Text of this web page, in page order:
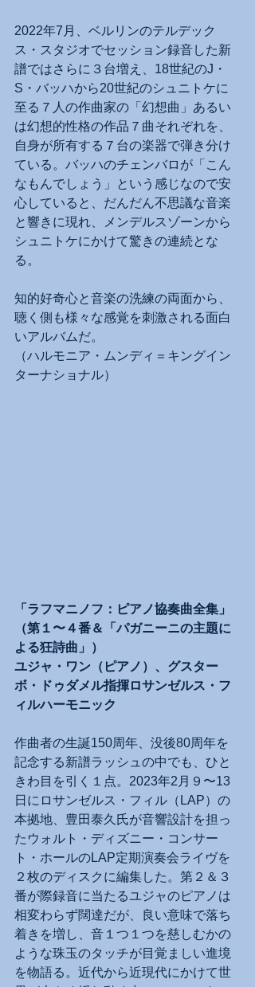
2022年7月、ベルリンのテルデック
ス・スタジオでセッション録音した新
譜ではさらに３台増え、18世紀のJ・
S・バッハから20世紀のシュニトケに
至る７人の作曲家の「幻想曲」あるい
は幻想的性格の作品７曲それぞれを、
自身が所有する７台の楽器で弾き分け
ている。バッハのチェンバロが「こん
なもんでしょう」という感じなので安
心していると、だんだん不思議な音楽
と響きに現れ、メンデルスゾーンから
シュニトケにかけて驚きの連続とな
る。
知的好奇心と音楽の洗練の両面から、
聴く側も様々な感覚を刺激される面白
いアルバムだ。
（ハルモニア・ムンディ＝キングイン
ターナショナル）
「ラフマニノフ：ピアノ協奏曲全集」
（第１〜４番＆「パガニーニの主題に
よる狂詩曲」）
ユジャ・ワン（ピアノ）、グスター
ボ・ドゥダメル指揮ロサンゼルス・フ
ィルハーモニック
作曲者の生誕150周年、没後80周年を
記念する新譜ラッシュの中でも、ひと
きわ目を引く１点。2023年2月９〜13
日にロサンゼルス・フィル（LAP）の
本拠地、豊田泰久氏が音響設計を担っ
たウォルト・ディズニー・コンサー
ト・ホールのLAP定期演奏会ライヴを
２枚のディスクに編集した。第２＆３
番が際録音に当たるユジャのピアノは
相変わらず闊達だが、良い意味で落ち
着きを増し、音１つ１つを慈しむかの
ような珠玉のタッチが目覚ましい進境
を物語る。近代から近現代にかけて世